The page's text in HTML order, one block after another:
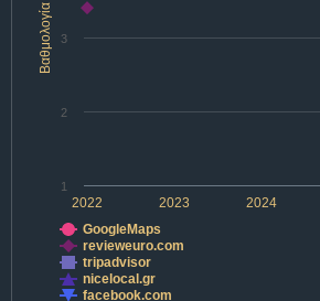
Βαθμολογία
2022 2024
2023
1
2
3
GoogleMaps
revieweuro.com
tripadvisor
nicelocal.gr
facebook.com